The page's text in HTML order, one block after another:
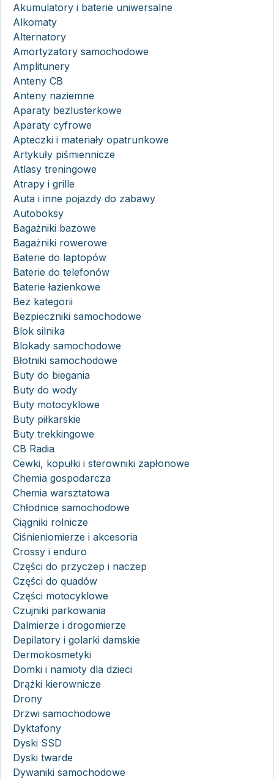
Akumulatory i baterie uniwersalne
Alkomaty
Alternatory
Amortyzatory samochodowe
Amplitunery
Anteny CB
Anteny naziemne
Aparaty bezlusterkowe
Aparaty cyfrowe
Apteczki i materiały opatrunkowe
Artykuły piśmiennicze
Atlasy treningowe
Atrapy i grille
Auta i inne pojazdy do zabawy
Autoboksy
Bagażniki bazowe
Bagażniki rowerowe
Baterie do laptopów
Baterie do telefonów
Baterie łazienkowe
Bez kategorii
Bezpieczniki samochodowe
Blok silnika
Blokady samochodowe
Błotniki samochodowe
Buty do biegania
Buty do wody
Buty motocyklowe
Buty piłkarskie
Buty trekkingowe
CB Radia
Cewki, kopułki i sterowniki zapłonowe
Chemia gospodarcza
Chemia warsztatowa
Chłodnice samochodowe
Ciągniki rolnicze
Ciśnieniomierze i akcesoria
Crossy i enduro
Części do przyczep i naczep
Części do quadów
Części motocyklowe
Czujniki parkowania
Dalmierze i drogomierze
Depilatory i golarki damskie
Dermokosmetyki
Domki i namioty dla dzieci
Drążki kierownicze
Drony
Drzwi samochodowe
Dyktafony
Dyski SSD
Dyski twarde
Dywaniki samochodowe